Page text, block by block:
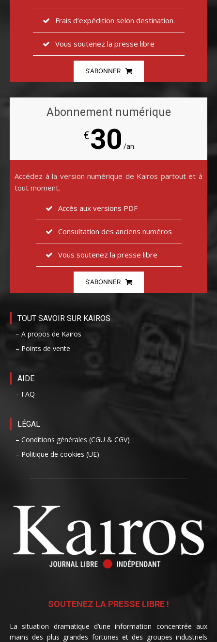
Frais d’expédition selon destination.
Vous soutenez la presse libre
S'ABONNER
Abonnement numérique
€30 /an
Accédez à la version numérique de Kairos partout et à
tout moment.
Accès aux versions PDF
Consultation des anciens numéros
Vous soutenez la presse libre
S'ABONNER
TOUT SAVOIR SUR KAIROS
– A propos de Kairos
– Points de vente
AIDE
– FAQ
LÉGAL
– Conditions générales (CGU & CGV)
– Politique de cookies (UE)
SOUTENEZ LA PRESSE LIBRE !
La situation dramatique d’une information concentrée aux
mains des plus grandes fortunes et des groupes industriels